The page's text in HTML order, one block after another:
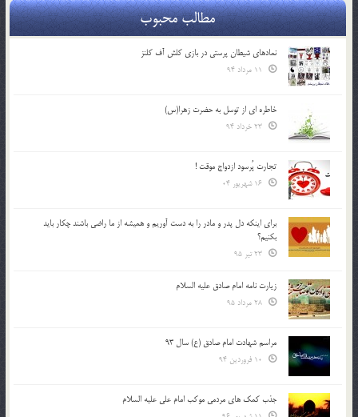
مطالب محبوب
نمادهای شیطان پرستی در بازی کلش آف کلنز
خاطره ای از توسل به حضرت زهرا(س)
تجارت پُرسود ازدواج موقت !
براي اينكه دل پدر و مادر را به دست آوريم و هميشه از ما راضي باشند چكار بايد
بكنيم؟
زیارت نامه امام صادق علیه السلام
مراسم شهادت امام صادق (ع) سال 93
جذب کمک های مردمی موکب امام علی علیه السلام